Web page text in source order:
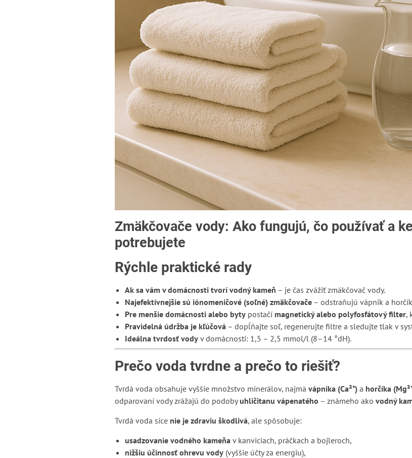
Zmäkčovače vody: Ako fungujú, čo používať a
potrebujete
Rýchle praktické rady
Ak sa vám v domácnosti tvorí vodný kameň – je čas zvážiť zmäkčovač vody.
Najefektívnejšie sú iónomeničové (soľné) zmäkčovače– odstraňujú vápnik a
Pre menšie domácnosti alebo bytypostačí magnetický alebo polyfosfátový filter,
Pravidelná údržba je kľúčová– dopĺňajte soľ, regenerujte filtre a sledujte tlak v
Ideálna tvrdosť vodyv domácnosti: 1,5 – 2,5 mmol/l (8–14 °dH).
Prečo voda tvrdne a prečo to riešiť?
Tvrdá voda obsahuje vyššie množstvo minerálov, najmä vápnika (Ca²⁺)a horčíka
odparovaní vody zrážajú do podobyuhličitanu vápenatého – známeho ako vodný
Tvrdá voda síce nie je zdraviu škodlivá, ale spôsobuje:
usadzovanie vodného kameňav kanviciach, práčkach a bojleroch,
nižšiu účinnosť ohrevu vody(vyššie účty za energiu),